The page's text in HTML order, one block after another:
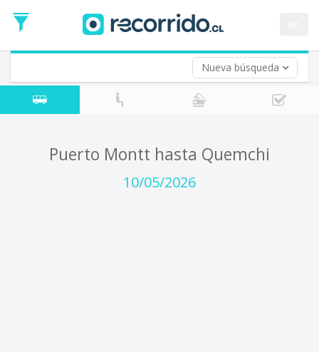
Nueva búsqueda
de
Ida
Vuelta (opcional)
Fecha
de
Puerto Montt hasta Quemchi
10/05/2026